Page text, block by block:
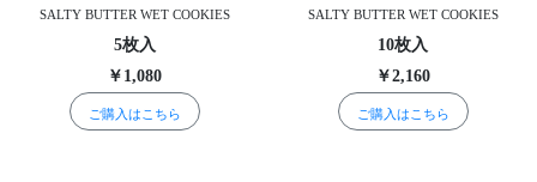
SALTY BUTTER WET COOKIES
5枚入
￥1,080
ご購入はこちら
SALTY BUTTER WET COOKIES
10枚入
￥2,160
ご購入はこちら